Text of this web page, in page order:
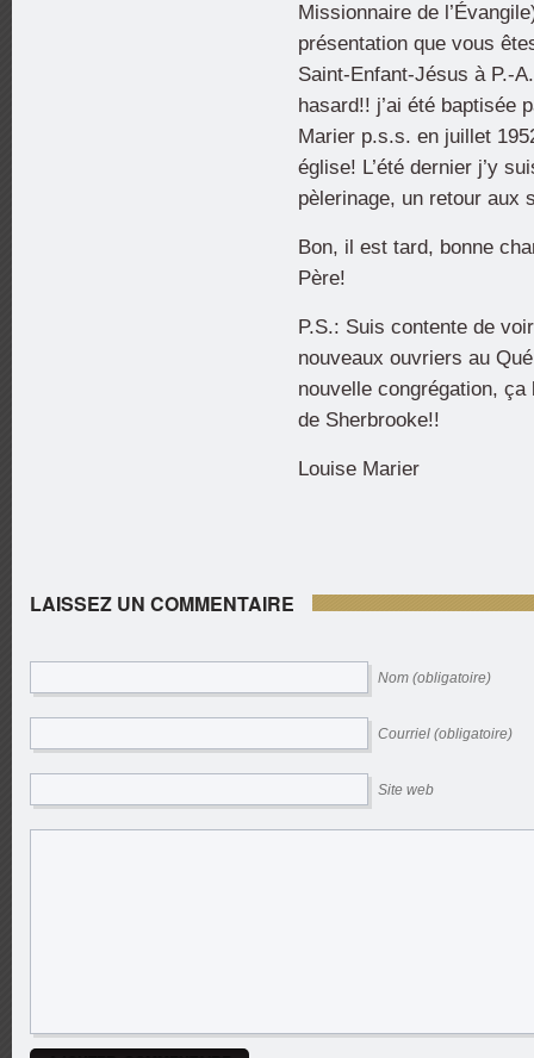
Missionnaire de
présentation que vous
Saint-Enfant-Jésus à P.-
hasard!! j’ai été baptisée
Marier p.s.s. en juillet
église! L’été dernier j’y
pèlerinage, un retour aux
Bon, il est tard, bonne
Père!
P.S.: Suis contente de
nouveaux ouvriers au
nouvelle congrégation,
de Sherbrooke!!
Louise Marier
LAISSEZ UN COMMENTAIRE
Nom (obligatoire)
Courriel (obligatoire)
Site web